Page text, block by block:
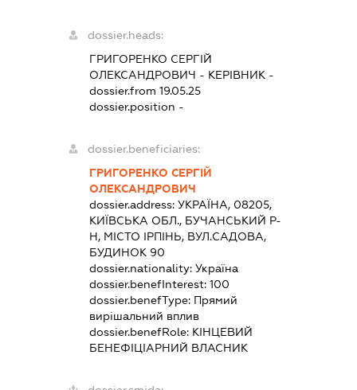
dossier.heads:
ГРИГОРЕНКО СЕРГІЙ
ОЛЕКСАНДРОВИЧ - КЕРІВНИК -
dossier.from 19.05.25
dossier.position -
dossier.beneficiaries:
ГРИГОРЕНКО СЕРГІЙ
ОЛЕКСАНДРОВИЧ
dossier.address:УКРАЇНА, 08205,
КИЇВСЬКА ОБЛ., БУЧАНСЬКИЙ Р-
Н, МІСТО ІРПІНЬ, ВУЛ.САДОВА,
БУДИНОК 90
dossier.nationality:Україна
dossier.benefInterest:100
dossier.benefType: Прямий
вирішальний вплив
dossier.benefRole: КІНЦЕВИЙ
БЕНЕФІЦІАРНИЙ ВЛАСНИК